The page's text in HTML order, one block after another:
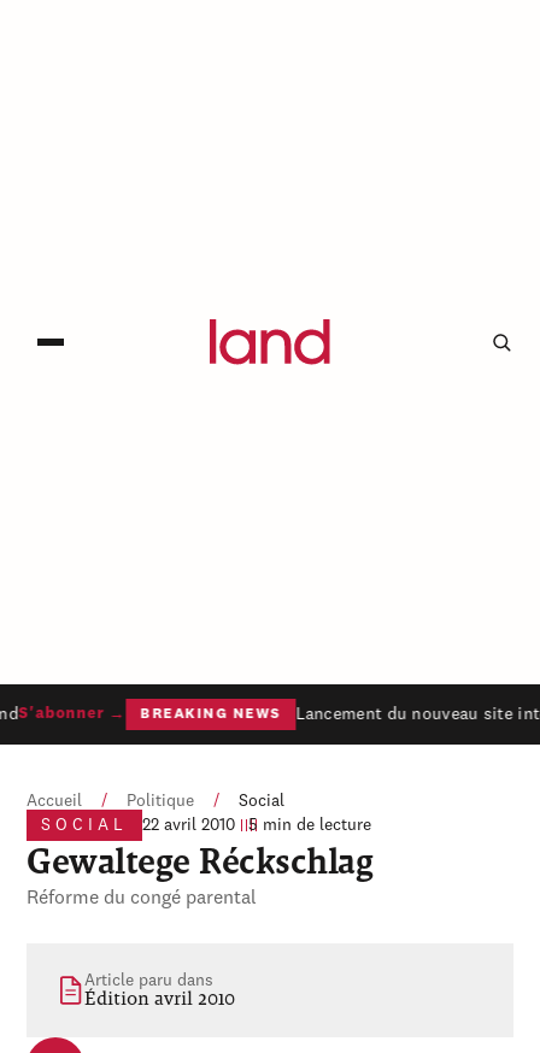
S'abonner → BREAKING NEWS Lancement du nouveau site
Accueil / Politique /
Social
SOCIAL
22 avril 2010 5 min de lecture
Gewaltege Réckschlag
Réforme du congé parental
Article paru dans
Édition avril 2010